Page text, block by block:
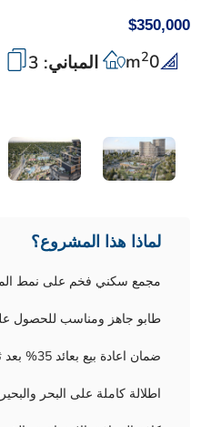
$350,000
0
m2 المباني: 3
لماذا هذا المشروع؟
مجمع سكني فخم على نمط
طابو جاهز ومناسب للحصول
ضمان اعادة بيع بعائد 35% بعد ثلاث سنوات
اطلالة كاملة على البحر